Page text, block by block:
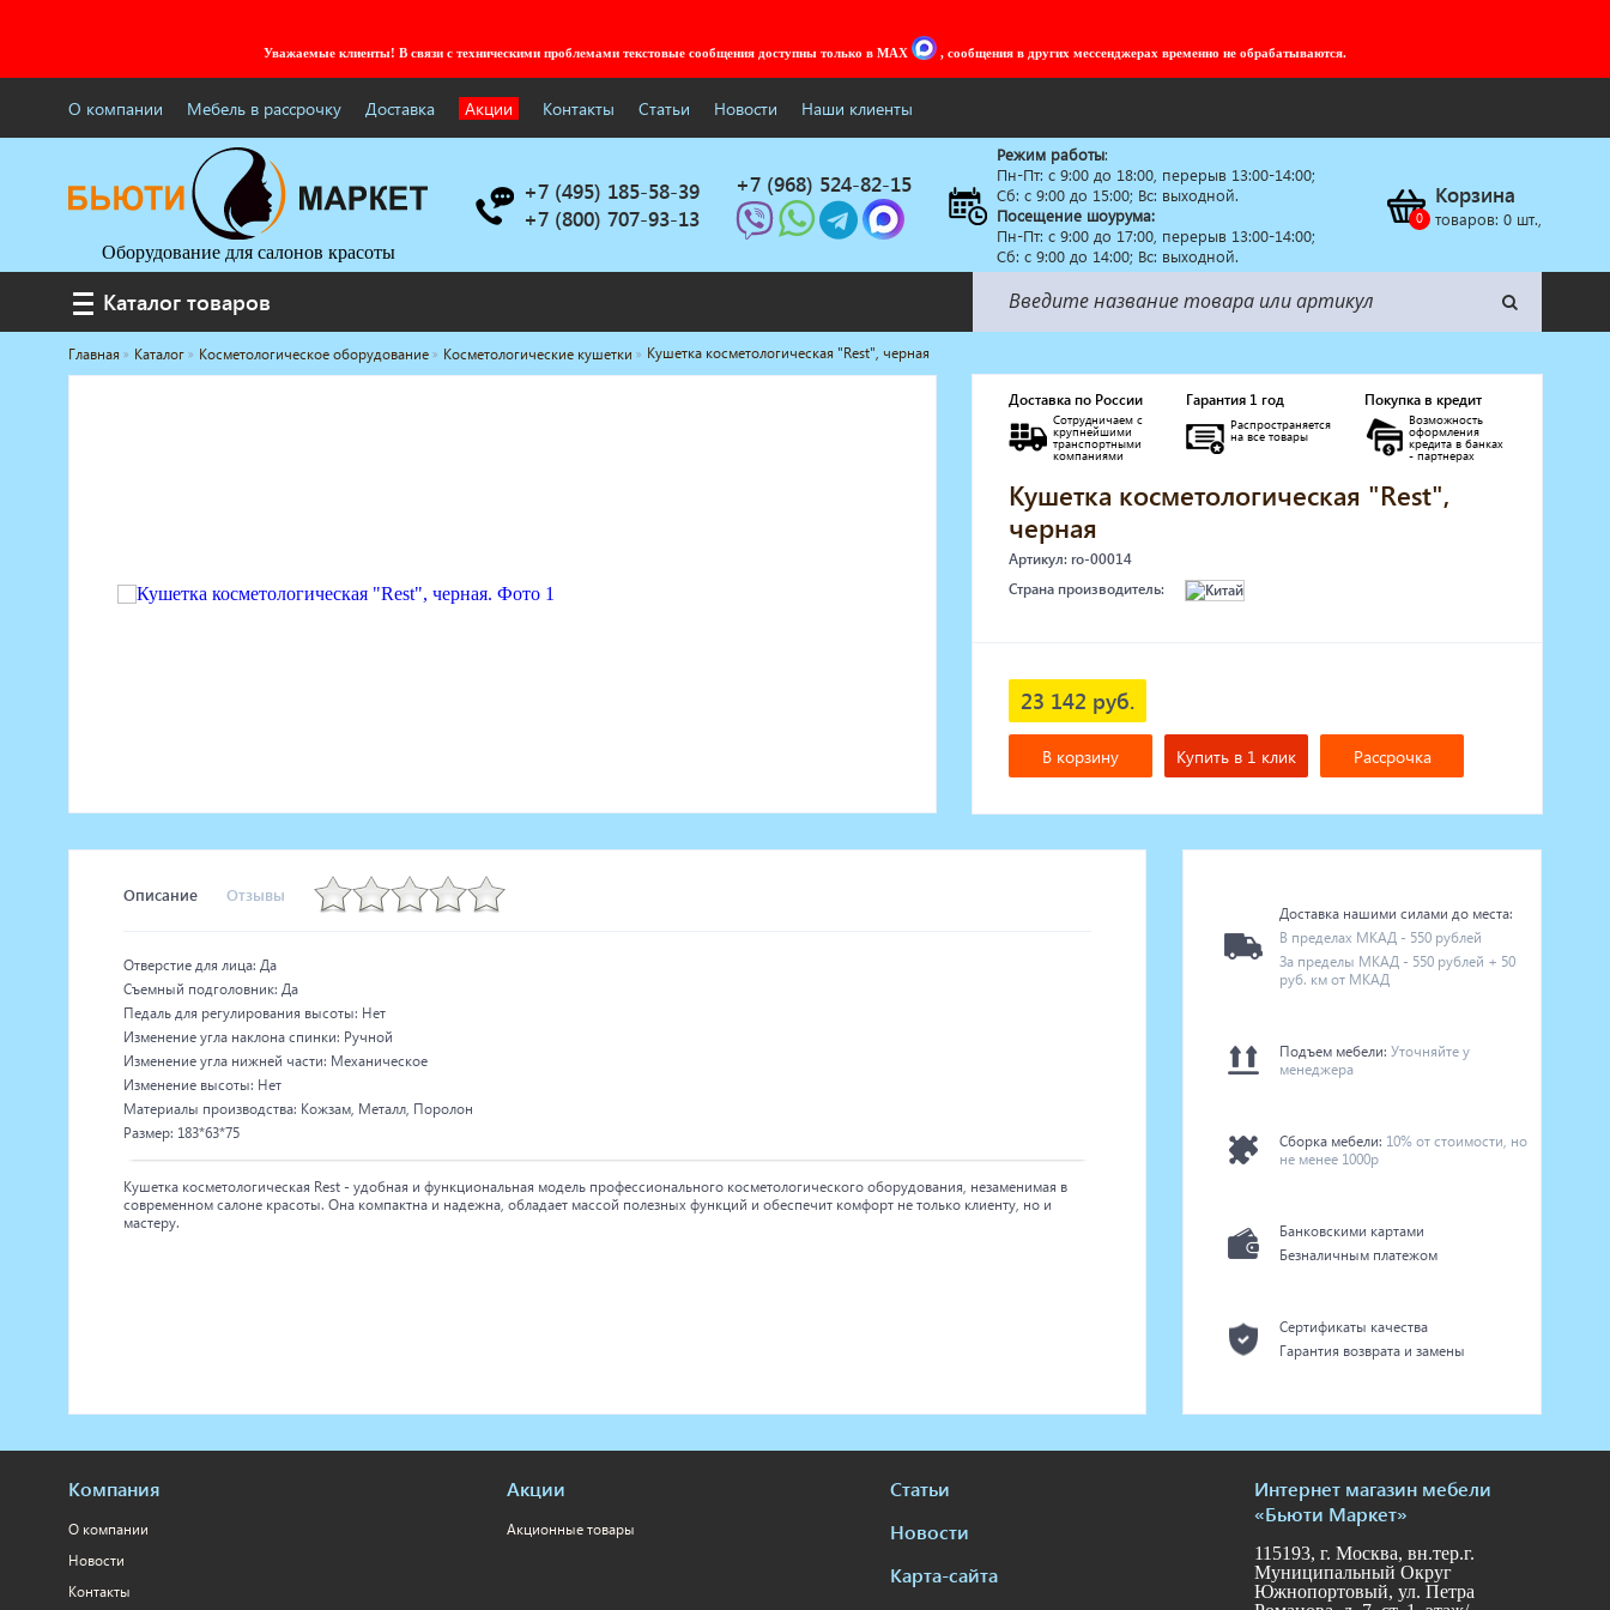
Уважаемые клиенты! В связи с техническими проблемами текстовые сообщения доступны только в MAX , сообщения в других мессенджерах временно не обрабатываются.
О компании Мебель в рассрочку Доставка Акции Контакты Статьи Новости Наши клиенты
Оборудование для салонов красоты
+7 (495) 185-58-39
+7 (800) 707-93-13
+7 (968) 524-82-15
Режим работы:
Пн-Пт: c 9:00 до 18:00, перерыв 13:00-14:00;
Сб: с 9:00 до 15:00; Вс: выходной.
Посещение шоурума:
Пн-Пт: c 9:00 до 17:00, перерыв 13:00-14:00;
Сб: с 9:00 до 14:00; Вс: выходной.
Корзина
товаров: 0шт.,
Каталог товаров
Каталог товаров
Услуги под ключ
Педикюрное оборудование
Солярии
Мебель в стиле Лофт
Доставка за один день
Главная Каталог Косметологическое оборудование Косметологические кушетки Кушетка косметологическая "Rest", черная
Доставка по России
Сотрудничаем с
крупнейшими
транспортными
компаниями
Гарантия 1 год
Распространяется
на все товары
Покупка в кредит
Возможность
оформления
кредита в банках
- партнерах
Кушетка косметологическая "Rest",
черная
Артикул: ro-00014
Страна производитель:
23 142 руб.
В корзину Купить в 1 клик Рассрочка
Описание Отзывы
Отверстие для лица: Да
Съемный подголовник: Да
Педаль для регулирования высоты: Нет
Изменение угла наклона спинки: Ручной
Изменение угла нижней части: Механическое
Изменение высоты: Нет
Материалы производства: Кожзам, Металл, Поролон
Размер: 183*63*75
Кушетка косметологическая Rest - удобная и функциональная модель профессионального косметологического оборудования, незаменимая в
современном салоне красоты. Она компактна и надежна, обладает массой полезных функций и обеспечит комфорт не только клиенту, но и
мастеру.
Доставка нашими силами до места:
В пределах МКАД - 550 рублей
За пределы МКАД - 550 рублей + 50
руб. км от МКАД
Подъем мебели: Уточняйте у
менеджера
Сборка мебели: 10% от стоимости, но
не менее 1000р
Банковскими картами
Безналичным платежом
Сертификаты качества
Гарантия возврата и замены
Компания
О компании
Новости
Контакты
Акции
Акционные товары
Статьи
Новости
Карта-сайта
Интернет магазин мебели
«Бьюти Маркет»
115193, г. Москва, вн.тер.г.
Муниципальный Округ
Южнопортовый, ул. Петра